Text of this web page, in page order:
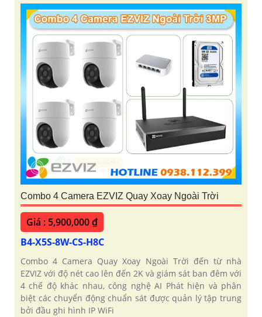
Combo 4 Camera EZVIZ Quay Xoay Ngoài Trời
Giá : 5,900,000 ₫
B4-X5S-8W-CS-H8C
Combo 4 Camera Quay Xoay Ngoài Trời đến từ nhà
EZVIZ với độ nét cao lên đến 2K và giám sát ban đêm với
4 chế độ khác nhau, công nghệ AI Phát hiện và phân
biệt các chuyển động chuẩn sát được quản lý tập trung
bởi đầu ghi hình IP WiFi